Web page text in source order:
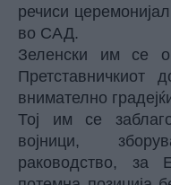
речиси
во САД.
Зеленски им се
Претставничкиот
внимателно
Тој им се
војници,
раководство, за